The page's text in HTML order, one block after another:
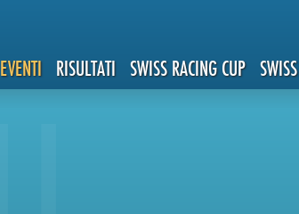
EVENTI RISULTATI SWISS RACING CUP